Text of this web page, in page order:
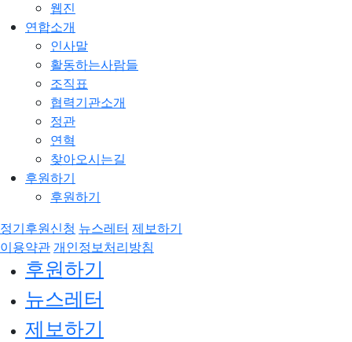
웹진
연합소개
인사말
활동하는사람들
조직표
협력기관소개
정관
연혁
찾아오시는길
후원하기
후원하기
정기후원신청 뉴스레터 제보하기
이용약관 개인정보처리방침
후원하기
뉴스레터
제보하기